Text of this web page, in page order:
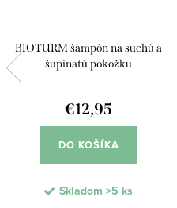
BIOTURM šampón na suchú a
šupinatú pokožku
€12,95
DO KOŠÍKA
Skladom >5 ks